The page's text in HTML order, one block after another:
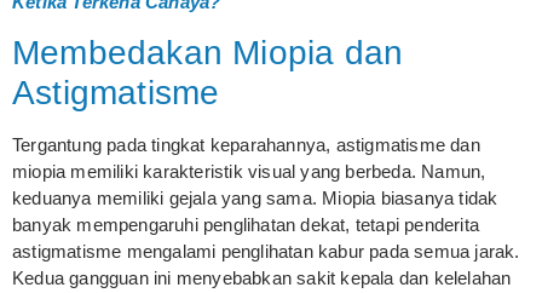
Membedakan Miopia dan
Astigmatisme
Tergantung pada tingkat keparahannya, astigmatisme dan
miopia memiliki karakteristik visual yang berbeda. Namun,
keduanya memiliki gejala yang sama. Miopia biasanya tidak
banyak mempengaruhi penglihatan dekat, tetapi penderita
astigmatisme mengalami penglihatan kabur pada semua jarak.
Kedua gangguan ini menyebabkan sakit kepala dan kelelahan